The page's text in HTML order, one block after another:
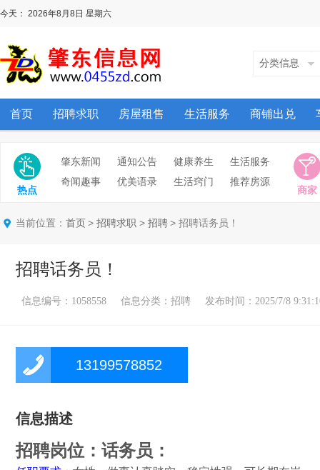
今天： 2026年8月8日 星期六
分类信息
首页 招聘求职 房屋租售 生活服务 商铺出兑
肇东新闻 通知公告 健康养生
生活服务
奇闻趣事
优美语录 生活窍门 推荐房源
热点 商家
当前位置： 首页 > 招聘求职 > 招聘 > 招聘话务员！
招聘话务员！
信息编号：1058558 信息分类：招聘 发布时间：2025/7/8
13199578852
信息描述
招聘岗位：话务员：